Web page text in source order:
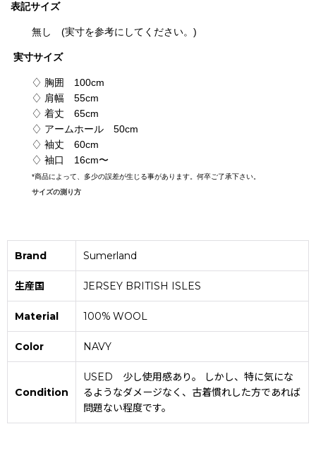
表記サイズ
無し (実寸を参考にしてください。)
実寸サイズ
♢ 胸囲 100cm
♢ 肩幅 55cm
♢ 着丈 65cm
♢ アームホール 50cm
♢ 袖丈 60cm
♢ 袖口 16cm〜
*商品によって、多少の誤差が生じる事があります。何卒ご了承下さい。
サイズの測り方
Brand Sumerland
生産国 JERSEY BRITISH ISLES
Material 100% WOOL
Color NAVY
Condition
USED 少し使用感あり。 しかし、特に気にな
るようなダメージなく、古着慣れした方であれば
問題ない程度です。